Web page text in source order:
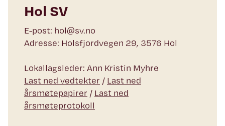
Hol SV
E-post: hol@sv.no
Adresse: Holsfjordvegen 29, 3576 Hol
Lokallagsleder: Ann Kristin Myhre
Last ned vedtekter / Last ned
årsmøtepapirer / Last ned
årsmøteprotokoll